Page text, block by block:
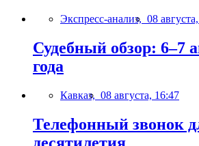
Экспресс-анализ, 08
Судебный обзор: 6–7
года
Кавказ, 08 августа, 16:47
Телефонный звонок
десятилетия